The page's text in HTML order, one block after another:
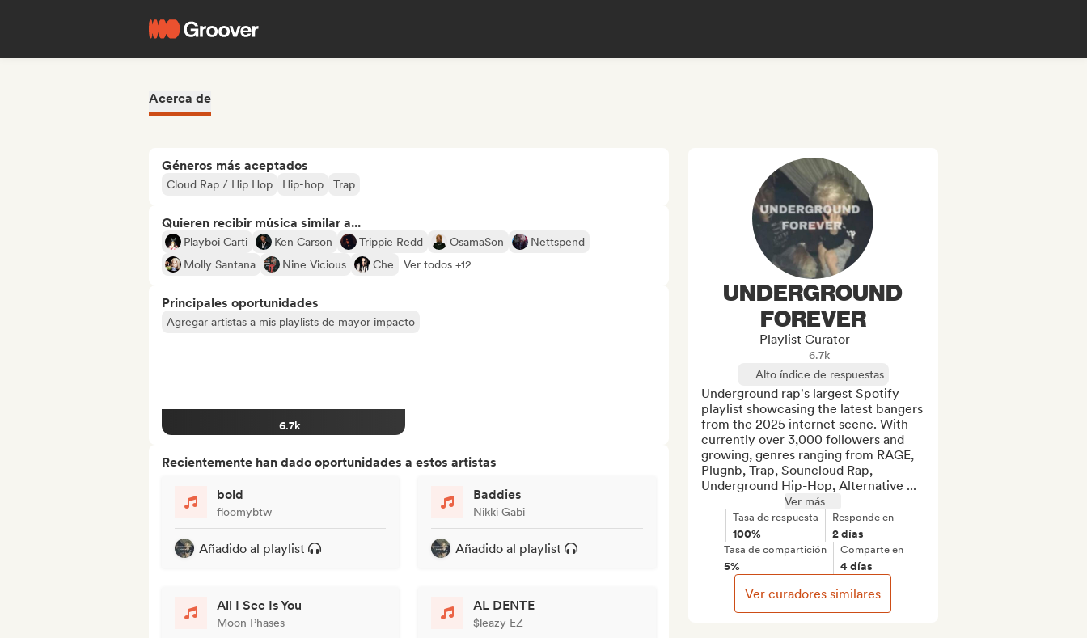
Acerca de
Géneros más aceptados
Cloud Rap / Hip Hop Hip-hop Trap
Quieren recibir música similar a...
Playboi Carti Ken Carson Trippie Redd OsamaSon
Nettspend
Molly Santana
Nine Vicious Che Ver todos +12
Principales oportunidades
Agregar artistas a mis playlists de mayor impacto
6.7k
Recientemente han dado oportunidades a estos artistas
bold
floomybtw
Añadido al playlist
Baddies
Nikki Gabi
Añadido al playlist
All I See Is You
Moon Phases
AL DENTE
$leazy EZ
UNDERGROUND
FOREVER
Playlist Curator
6.7k
Alto índice de respuestas
Underground rap's largest Spotify
playlist showcasing the latest bangers
from the 2025 internet scene. With
currently over 3,000 followers and
growing, genres ranging from RAGE,
Plugnb, Trap, Souncloud Rap,
Underground Hip-Hop, Alternative ...
Ver más
Tasa de respuesta
100%
Responde en
2 días
Tasa de compartición
5%
Comparte en
4 días
Ver curadores similares